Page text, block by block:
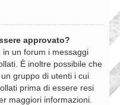
approvato?
in un forum i messaggi
È inoltre possibile che
gruppo di utenti i cui
prima di essere resi
maggiori informazioni.